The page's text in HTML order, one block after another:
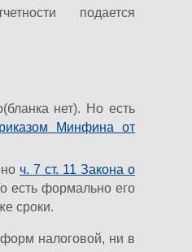
подается
нет). Но есть
Минфина от
ч. 7 ст. 11 Закона о
есть формально его
сроки.
налоговой, ни в